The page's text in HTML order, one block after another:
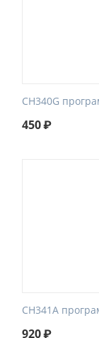
CH340G
450₽
CH341A
920₽